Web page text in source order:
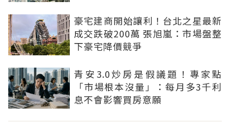
豪宅建商開始讓利！台北之星最新
成交跌破200萬 張旭嵐：市場盤整
下豪宅降價競爭
青安3.0炒房是假議題！專家點
「市場根本沒量」：每月多3千利
息不會影響買房意願